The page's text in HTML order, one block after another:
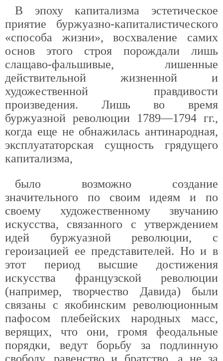
В эпоху капитализма эстетическое
приятие буржуазно-капиталистического
«способа жизни», восхваление самих
основ этого строя порождали лишь
слащаво-фальшивые, лишенные
действительной жизненной и
художественной правдивости
произведения. Лишь во время
буржуазной революции 1789—1794 гг.,
когда еще не обнажилась антинародная,
эксплуататорская сущность грядущего
капитализма,
было возможно создание
значительного по своим идеям и по
своему художественному звучанию
искусства, связанного с утверждением
идей буржуазной революции, с
героизацией ее представителей. Но и в
этот период высшие достижения
искусства французской революции
(например, творчество Давида) были
связаны с якобинским революционным
пафосом плебейских народных масс,
верящих, что они, громя феодальные
порядки, ведут борьбу за подлинную